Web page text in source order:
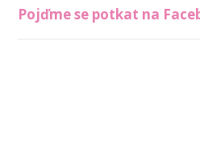
Pojďme se potkat na